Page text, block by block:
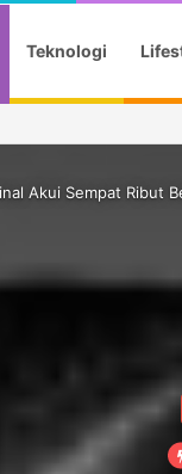
Teknologi
Akui Sempat Ribut